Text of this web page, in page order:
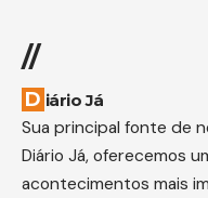
//
Diário Já
Sua principal fonte de
Diário Já, oferecemos
acontecimentos mais